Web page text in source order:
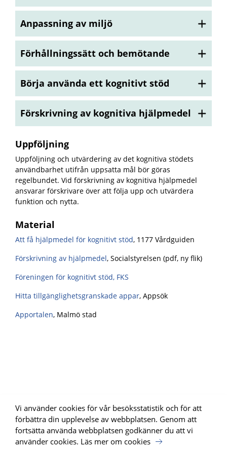
Anpassning av miljö
Förhållningssätt och bemötande
Börja använda ett kognitivt stöd
Förskrivning av kognitiva hjälpmedel
Uppföljning
Uppföljning och utvärdering av det kognitiva stödets
användbarhet utifrån uppsatta mål bör göras
regelbundet. Vid förskrivning av kognitiva hjälpmedel
ansvarar förskrivare över att följa upp och utvärdera
funktion och nytta.
Material
Att få hjälpmedel för kognitivt stöd, 1177 Vårdguiden
Förskrivning av hjälpmedel, Socialstyrelsen (pdf, ny flik)
Föreningen för kognitivt stöd, FKS
Hitta tillgänglighetsgranskade appar, Appsök
Apportalen, Malmö stad
Vi använder cookies för vår besöksstatistik och för att
förbättra din upplevelse av webbplatsen. Genom att
fortsätta använda webbplatsen godkänner du att vi
använder cookies. Läs mer om cookies